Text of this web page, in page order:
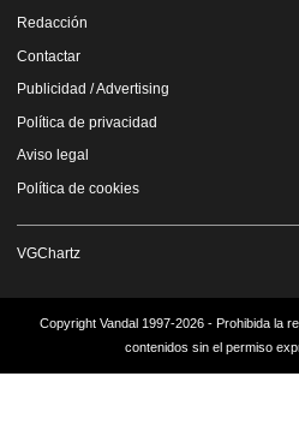
Redacción
Contactar
Publicidad / Advertising
Política de privacidad
Aviso legal
Política de cookies
VGChartz
Copyright Vandal 1997-2026 - Prohibida la
contenidos sin el permiso